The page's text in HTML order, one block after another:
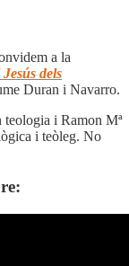
a la
dels
Duran i Navarro.
teologia i Ramon Mª
i teòleg. No